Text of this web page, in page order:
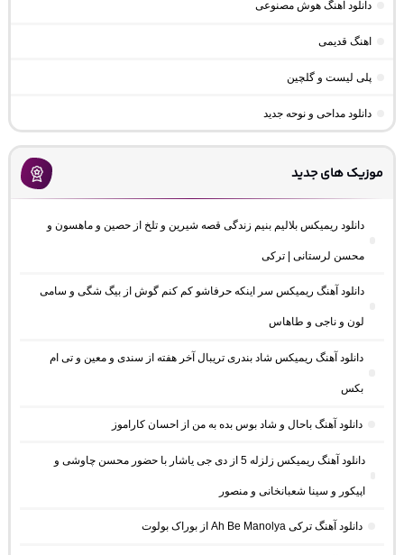
دانلود آهنگ هوش مصنوعی
اهنگ قدیمی
پلی لیست و گلچین
دانلود مداحی و نوحه جدید
موزیک های جدید
دانلود ریمیکس بلالیم بنیم زندگی قصه شیرین و تلخ از حصین و ماهسون و
محسن لرستانی | ترکی
دانلود آهنگ ریمیکس سر اینکه حرفاشو کم کنم گوش از بیگ شگی و سامی
لون و ناجی و طاهاس
دانلود آهنگ ریمیکس شاد بندری تریبال آخر هفته از سندی و معین و تی ام
بکس
دانلود آهنگ باحال و شاد بوس بده به من از احسان کاراموز
دانلود آهنگ ریمیکس زلزله 5 از دی جی یاشار با حضور محسن چاوشی و
اپیکور و سینا شعبانخانی و منصور
دانلود آهنگ ترکی Ah Be Manolya از بوراک بولوت